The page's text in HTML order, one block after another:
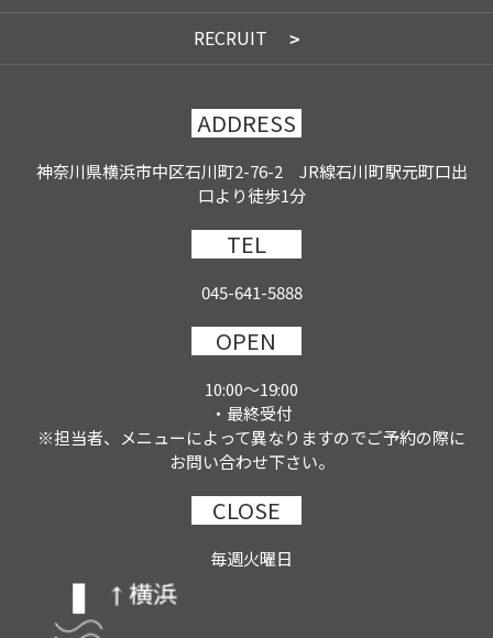
RECRUIT
ADDRESS
神奈川県横浜市中区石川町2-76-2 JR線石川町駅元町口出
口より徒歩1分
TEL
045-641-5888
OPEN
10:00～19:00
・最終受付
※担当者、メニューによって異なりますのでご予約の際に
お問い合わせ下さい。
CLOSE
毎週火曜日